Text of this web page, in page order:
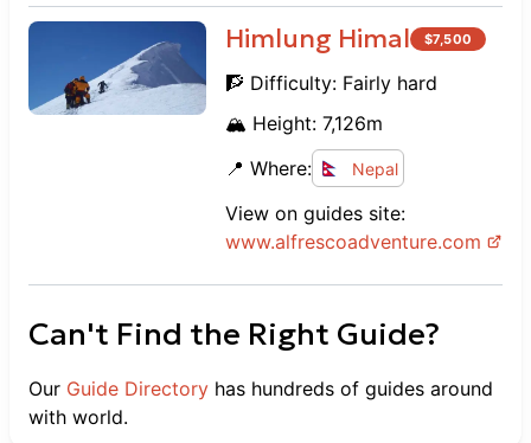
Himlung Himal $7,500
🧗 Difficulty: Fairly hard
🏔️ Height: 7,126m
📍 Where:
Nepal
View on guides site:
www.alfrescoadventure.com
Can't Find the Right Guide?
Our Guide Directory has hundreds of guides around
with world.